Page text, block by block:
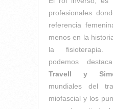
profesionales
referencia
menos en la
la fisioterapia.
podemos
Travell y
mundiales del
miofascial y los